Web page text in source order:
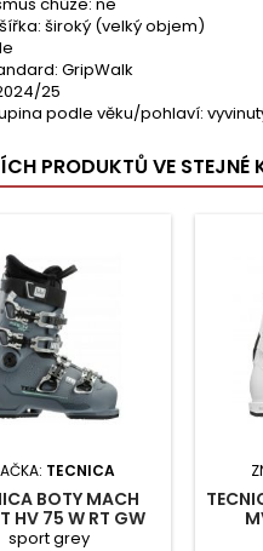
široký (velký objem)
GripWalk
25
podle věku/pohlaví:
PRODUKTŮ VE STEJNÉ
TECNICA
BOTY MACH
HV 75 W RT GW
265
sport grey